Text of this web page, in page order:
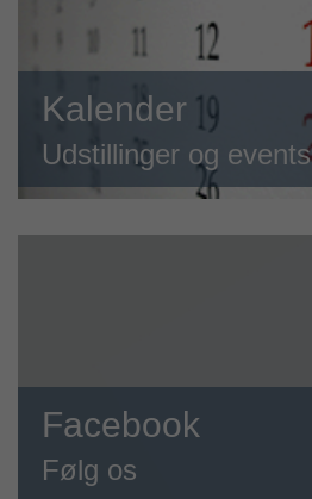
Kalender
Udstillinger og events
Facebook
Følg os